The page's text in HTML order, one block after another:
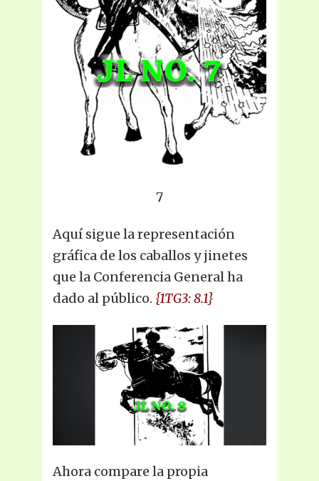
7
Aquí sigue la representación
gráfica de los caballos y jinetes
que la Conferencia General ha
dado al público. {1TG3: 8.1}
Ahora compare la propia